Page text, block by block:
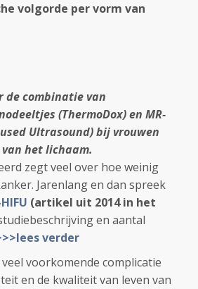
volgorde per vorm van
de combinatie van
(ThermoDox) en MR-
Ultrasound) bij vrouwen
het lichaam.
zegt veel over hoe weinig
Jarenlang en dan spreek
(artikel uit 2014 in het
en aantal
verder
veel voorkomende complicatie
en de kwaliteit van leven van